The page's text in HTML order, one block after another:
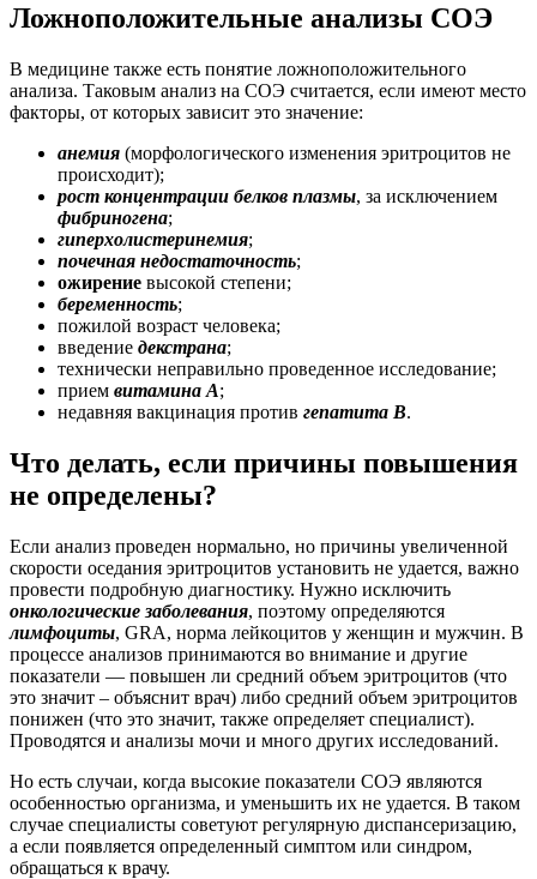
Ложноположительные анализы СОЭ
В медицине также есть понятие ложноположительного
анализа. Таковым анализ на СОЭ считается, если имеют место
факторы, от которых зависит это значение:
анемия (морфологического изменения эритроцитов не
происходит);
рост концентрации белков плазмы, за исключением
фибриногена;
гиперхолистеринемия;
почечная недостаточность;
ожирение высокой степени;
беременность;
пожилой возраст человека;
введение декстрана;
технически неправильно проведенное исследование;
прием витамина А;
недавняя вакцинация против гепатита В.
Что делать, если причины повышения
не определены?
Если анализ проведен нормально, но причины увеличенной
скорости оседания эритроцитов установить не удается, важно
провести подробную диагностику. Нужно исключить
онкологические заболевания, поэтому определяются
лимфоциты, GRA, норма лейкоцитов у женщин и мужчин. В
процессе анализов принимаются во внимание и другие
показатели — повышен ли средний объем эритроцитов (что
это значит – объяснит врач) либо средний объем эритроцитов
понижен (что это значит, также определяет специалист).
Проводятся и анализы мочи и много других исследований.
Но есть случаи, когда высокие показатели СОЭ являются
особенностью организма, и уменьшить их не удается. В таком
случае специалисты советуют регулярную диспансеризацию,
а если появляется определенный симптом или синдром,
обращаться к врачу.